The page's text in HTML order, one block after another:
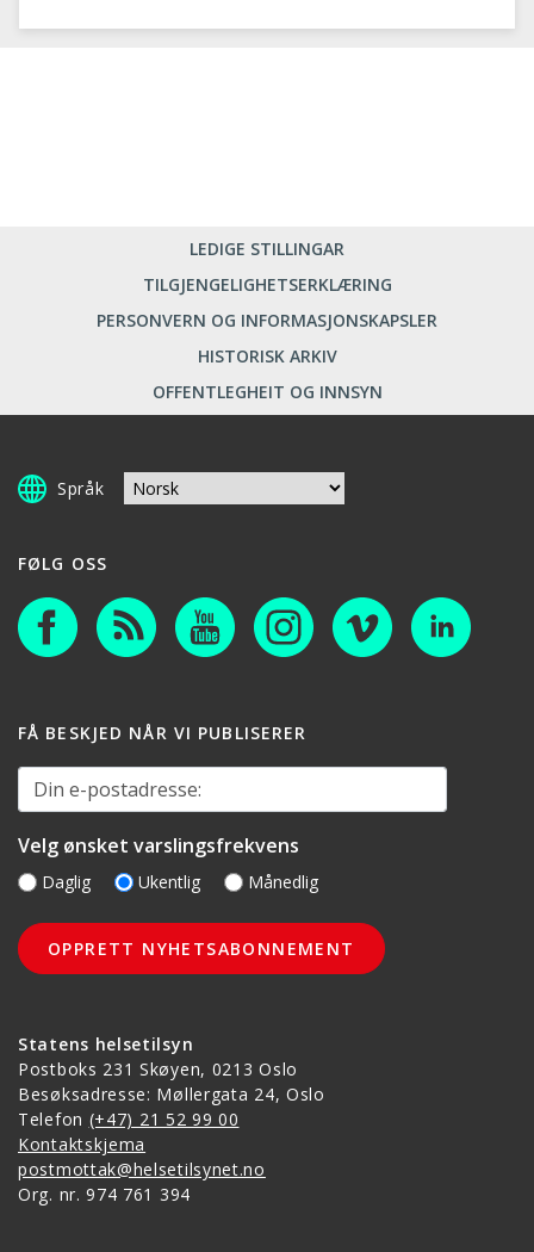
LEDIGE STILLINGAR
TILGJENGELIGHETSERKLÆRING
PERSONVERN OG INFORMASJONSKAPSLER
HISTORISK ARKIV
OFFENTLEGHEIT OG INNSYN
Språk
Statens helsetilsyn
Postboks 231 Skøyen, 0213 Oslo
Besøksadresse: Møllergata 24, Oslo
Telefon (+47) 21 52 99 00
Kontaktskjema
postmottak@helsetilsynet.no
Org. nr. 974 761 394
FØLG OSS
FÅ BESKJED NÅR VI PUBLISERER
Din e-postadresse:
Velg ønsket varslingsfrekvens
Daglig Ukentlig Månedlig